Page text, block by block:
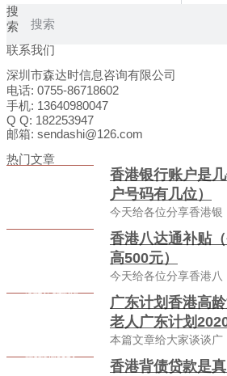
搜
索
联系我们
深圳市森达时信息咨询有限公司
电话: 0755-86718602
手机: 13640980047
Q Q: 182253947
邮箱: sendashi@126.com
热门文章
香港银行账户是
户号码有几位）
今天给各位分享香港银
香港八达通补贴
高500元）
今天给各位分享香港八
广东计划香港高
老人广东计划2020
本篇文章给大家谈谈广
香港背债贷款是